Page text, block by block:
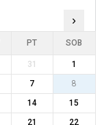
›
PT SOB
31
1
7
8
14
15
21
22